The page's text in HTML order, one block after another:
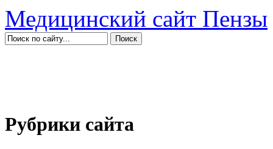
Медицинский сайт Пензы
Рубрики сайта